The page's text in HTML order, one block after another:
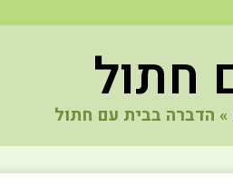
חתול
» הדברה בבית עם חתול